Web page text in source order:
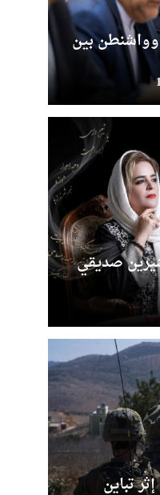
وواشنطن بين
صديقي
تباين